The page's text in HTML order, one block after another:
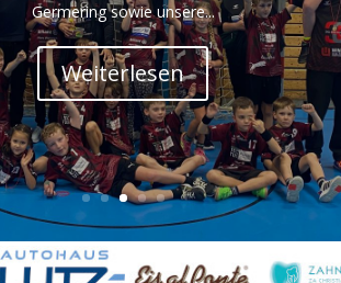
Germering sowie unsere...
Weiterlesen